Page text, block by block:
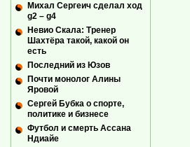
Михал Сергеич сделал ход
g2 – g4
Невио Скала: Тренер
Шахтёра такой, какой он
есть
Последний из Юзов
Почти монолог Алины
Яровой
Сергей Бубка о спорте,
политике и бизнесе
Футбол и смерть Ассана
Ндиайе